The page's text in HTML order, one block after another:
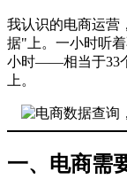
我认识的电商运营
据"上。一小时听
小时——相当于33
上。
一、电商需